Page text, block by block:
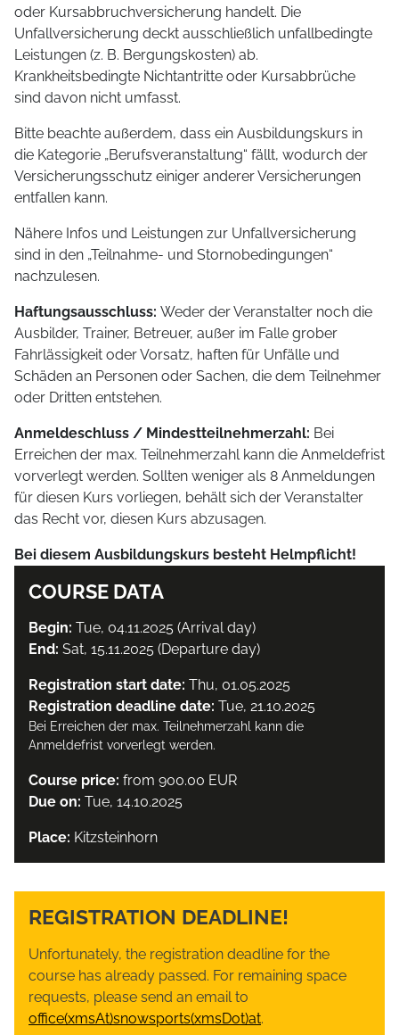
oder Kursabbruchversicherung handelt. Die
Unfallversicherung deckt ausschließlich unfallbedingte
Leistungen (z. B. Bergungskosten) ab.
Krankheitsbedingte Nichtantritte oder Kursabbrüche
sind davon nicht umfasst.
Bitte beachte außerdem, dass ein Ausbildungskurs in
die Kategorie „Berufsveranstaltung“ fällt, wodurch der
Versicherungsschutz einiger anderer Versicherungen
entfallen kann.
Nähere Infos und Leistungen zur Unfallversicherung
sind in den „Teilnahme- und Stornobedingungen“
nachzulesen.
Haftungsausschluss: Weder der Veranstalter noch die
Ausbilder, Trainer, Betreuer, außer im Falle grober
Fahrlässigkeit oder Vorsatz, haften für Unfälle und
Schäden an Personen oder Sachen, die dem Teilnehmer
oder Dritten entstehen.
Anmeldeschluss / Mindestteilnehmerzahl: Bei
Erreichen der max. Teilnehmerzahl kann die Anmeldefrist
vorverlegt werden. Sollten weniger als 8 Anmeldungen
für diesen Kurs vorliegen, behält sich der Veranstalter
das Recht vor, diesen Kurs abzusagen.
Bei diesem Ausbildungskurs besteht Helmpflicht!
COURSE DATA
Begin: Tue, 04.11.2025 (Arrival day)
End: Sat, 15.11.2025 (Departure day)
Registration start date: Thu, 01.05.2025
Registration deadline date: Tue, 21.10.2025
Bei Erreichen der max. Teilnehmerzahl kann die
Anmeldefrist vorverlegt werden.
Course price: from 900.00 EUR
Due on: Tue, 14.10.2025
Place: Kitzsteinhorn
REGISTRATION DEADLINE!
Unfortunately, the registration deadline for the
course has already passed. For remaining space
requests, please send an email to
office(xmsAt)snowsports(xmsDot)at.